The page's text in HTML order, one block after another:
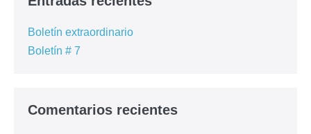
Boletín extraordinario
Boletín # 7
Comentarios recientes